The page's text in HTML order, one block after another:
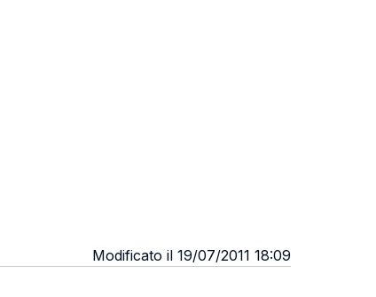
Modificato il 19/07/2011 18:09